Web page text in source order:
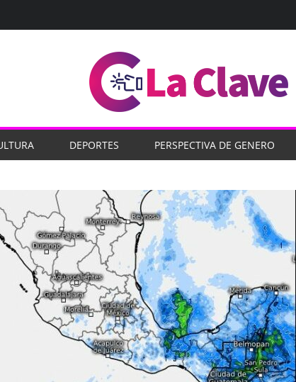
DEPORTES PERSPECTIVA DE GENERO